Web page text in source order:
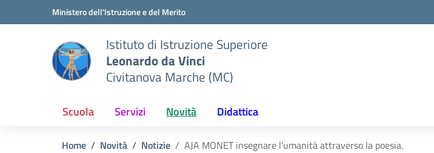
Vai ai contenuti
Vai al menu di navigazioneMinistero dell'Istruzione e del Merito
Istituto di Istruzione Superiore
Leonardo da Vinci
Civitanova Marche (MC)
Scuola Servizi Novità Didattica
Home Novità Notizie AJA MONET insegnare l’umanità attraverso la poesia.